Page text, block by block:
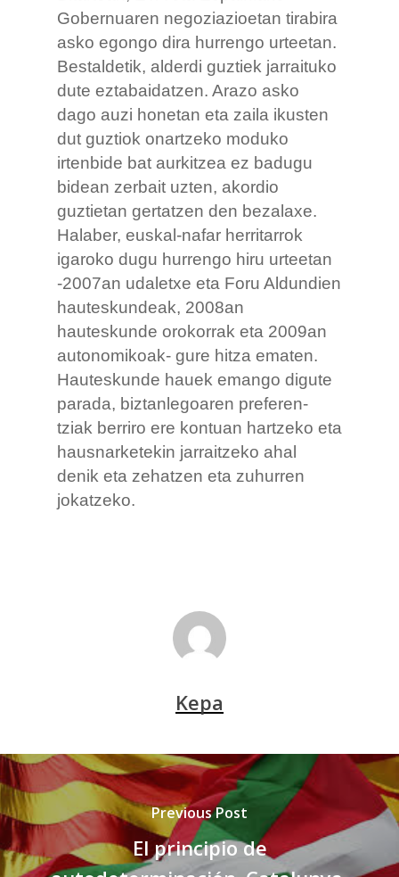
Gobernuaren negoziazioetan tirabira
asko egongo dira hurrengo urteetan.
Bestaldetik, alderdi guztiek jarraituko
dute eztabaidatzen. Arazo asko
dago auzi honetan eta zaila ikusten
dut guztiok onartzeko moduko
irtenbide bat aurkitzea ez badugu
bidean zerbait uzten, akordio
guztietan gertatzen den bezalaxe.
Halaber, euskal-nafar herritarrok
igaroko dugu hurrengo hiru urteetan
-2007an udaletxe eta Foru Aldundien
hauteskundeak, 2008an
hauteskunde orokorrak eta 2009an
autonomikoak- gure hitza ematen.
Hauteskunde hauek emango digute
parada, biztanlegoaren preferen-
tziak berriro ere kontuan hartzeko eta
hausnarketekin jarraitzeko ahal
denik eta zehatzen eta zuhurren
jokatzeko.
Kepa
Previous Post
El principio de